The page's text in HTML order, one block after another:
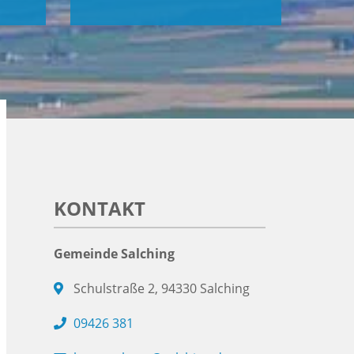
KONTAKT
Gemeinde Salching
Schulstraße 2, 94330 Salching
09426 381